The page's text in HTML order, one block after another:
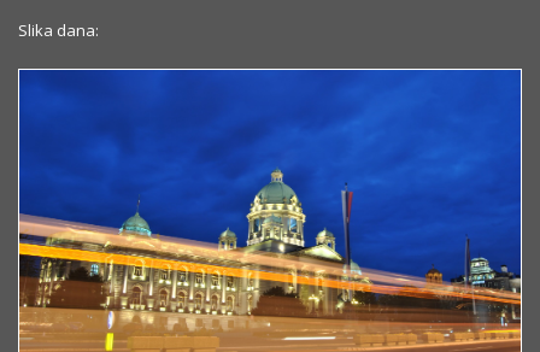
Slika dana: